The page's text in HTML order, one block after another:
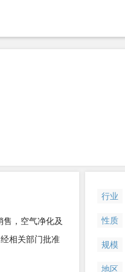
，空气净化及
相关部门批准
行业
性质
规模
地区